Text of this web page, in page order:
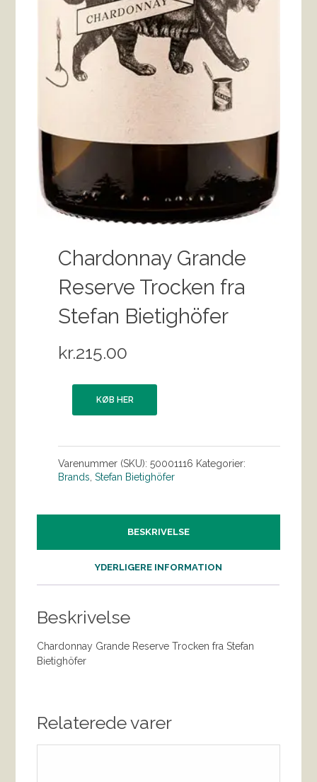
Chardonnay Grande
Reserve Trocken fra
Stefan Bietighöfer
kr.215.00
KØB HER
Varenummer (SKU):50001116 Kategorier:
Brands ,Stefan Bietighöfer
BESKRIVELSE
YDERLIGERE INFORMATION
Beskrivelse
Chardonnay Grande Reserve Trocken fra Stefan
Bietighöfer
Relaterede varer